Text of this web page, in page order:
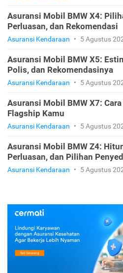
Asuransi Mobil BMW X4:
Perluasan, dan Rekomendasi
Asuransi Kendaraan • 5 Agustus
Asuransi Mobil BMW X5:
Polis, dan Rekomendasinya
Asuransi Kendaraan • 5 Agustus
Asuransi Mobil BMW X7:
Flagship Kamu
Asuransi Kendaraan • 5 Agustus
Asuransi Mobil BMW Z4:
Perluasan, dan Pilihan
Asuransi Kendaraan • 5 Agustus